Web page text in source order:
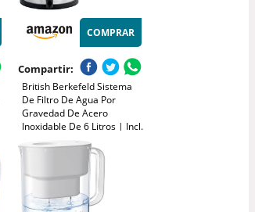
COMPRAR
Compartir:
British Berkefeld Sistema
De Filtro De Agua Por
Gravedad De Acero
Inoxidable De 6 Litros | Incl.
2 cartuchos Ultra Sterasyl |
Agua limpia con un sabor
excelente |No requiere
electricidad ni fontanería